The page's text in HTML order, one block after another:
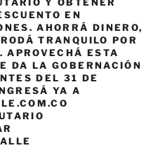
Y OBTENER
EN
AHORRÁ DINERO,
TRANQUILO POR
ESTA
DA LA GOBERNACIÓN
DEL 31 DE
YA A